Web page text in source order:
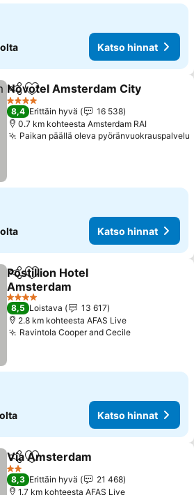
Katso hinnat
Jaa Lisää suosikkeihin
Novotel Amsterdam City
4 Tähtiluokitus
8,4 Erittäin hyvä
16 538
0.7 km kohteesta Amsterdam RAI
Paikan päällä oleva pyöränvuokrauspalvelu
Katso hinnat
Jaa Lisää suosikkeihin
Postillion Hotel
Amsterdam
Katso hinnat
4 Tähtiluokitus
8,5 Loistava
13 617
2.8 km kohteesta AFAS Live
Ravintola Cooper and CecileKatso
Katso hinnat
Jaa Lisää suosikkeihin
Via Amsterdam
2 Tähtiluokitus
8,3 Erittäin hyvä
21 468
1.7 km kohteesta AFAS Live